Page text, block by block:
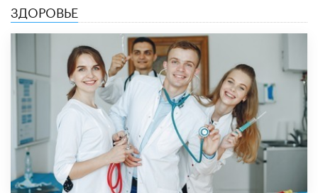
ЗДОРОВЬЕ